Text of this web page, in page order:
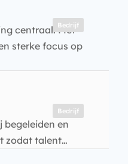
Bedrijf
centraal. Met
sterke focus op
Bedrijf
begeleiden en
zodat talent…